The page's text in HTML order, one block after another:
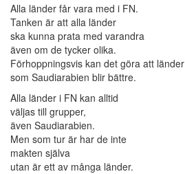
Alla länder får vara med i FN.
Tanken är att alla länder
ska kunna prata med varandra
även om de tycker olika.
Förhoppningsvis kan det göra att länder
som Saudiarabien blir bättre.
Alla länder i FN kan alltid
väljas till grupper,
även Saudiarabien.
Men som tur är har de inte
makten själva
utan är ett av många länder.